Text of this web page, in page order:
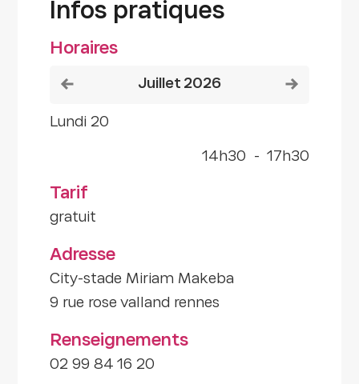
Infos pratiques
Horaires
Voir le mois précédentjuillet 2026
lundi 20
14h30 - 17h30
Tarif
gratuit
Adresse
City-stade Miriam Makeba
9 rue rose valland rennes
Renseignements
02 99 84 16 20